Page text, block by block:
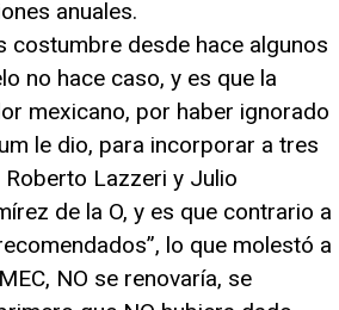
anuales.
costumbre desde hace algunos
no hace caso, y es que la
mexicano, por haber ignorado
le dio, para incorporar a tres
Lazzeri y Julio
de la O, y es que contrario a
lo que molestó a
NO se renovaría, se